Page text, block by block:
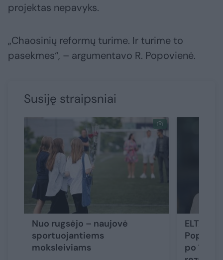
projektas nepavyks.
„Chaosinių reformų turime. Ir turime to
pasekmes“, – argumentavo R. Popovienė.
Susiję straipsniai
Nuo rugsėjo – naujovė
sportuojantiems
moksleiviams
ELTA
po 10